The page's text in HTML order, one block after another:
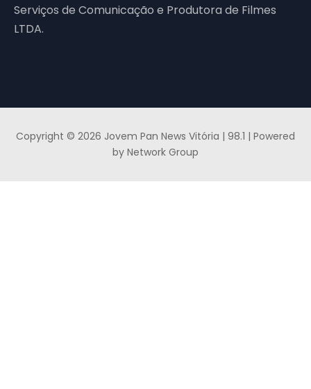
Serviços de Comunicação e Produtora de Filmes
LTDA.
Copyright © 2026 Jovem Pan News Vitória | 98.1 | Powered
by Network Group